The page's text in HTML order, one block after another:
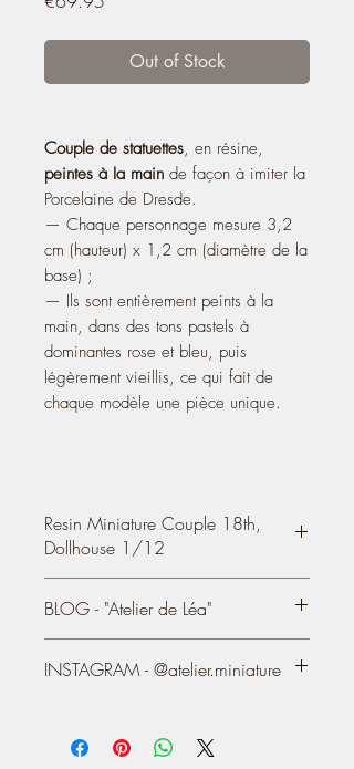
Out of Stock
Couple de statuettes, en résine,
peintes à Ia main de façon à imiter la
Porcelaine de Dresde.
— Chaque personnage mesure 3,2
cm (hauteur) x 1,2 cm (diamètre de la
base) ;
— Ils sont entièrement peints à la
main, dans des tons pastels à
dominantes rose et bleu, puis
légèrement vieillis, ce qui fait de
chaque modèle une pièce unique.
Resin Miniature Couple 18th,
Dollhouse 1/12
so as to imitate the 18th Dresden
Porcelain
- Each character measures 3.2 cm
(height) 1.26'' x 1.2 cm (diameter of the
tones predominantly pink and blue, then
BLOG - "Atelier de Léa"
blog/Website, since 2004:
INSTAGRAM - @atelier.miniature
https://www.instagram.com/atelier.mini
ature/